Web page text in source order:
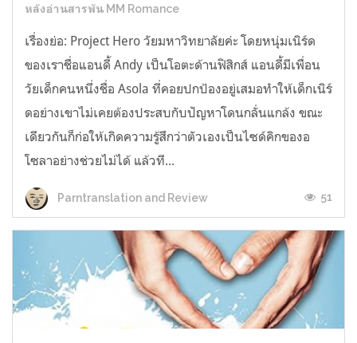
หลังอ่านสารพัน MM Romance
เรื่องย่อ: Project Hero วัยมหาวิทยาลัยค่ะ โดยหนุ่มเนิร์ด
ของเราชื่อแอนดี้ Andy เป็นโอตะด้านฟิสิกส์ แอนดี้มีเพื่อน
วัยเด็กคนหนึ่งชื่อ Asola ที่คอยปกป้องอยู่เสมอทำให้เด็กเนิร์
ดอย่างเขาไม่เคยต้องประสบกับปัญหาโดนกลั่นแกล้ง ขณะ
เดียวกันก็ก่อให้เกิดความรู้สึกว่าตัวเองเป็นไซด์คิกของอ
โซลาอย่างช่วยไม่ได้ แล้วที...
Parntranslation and Review 51